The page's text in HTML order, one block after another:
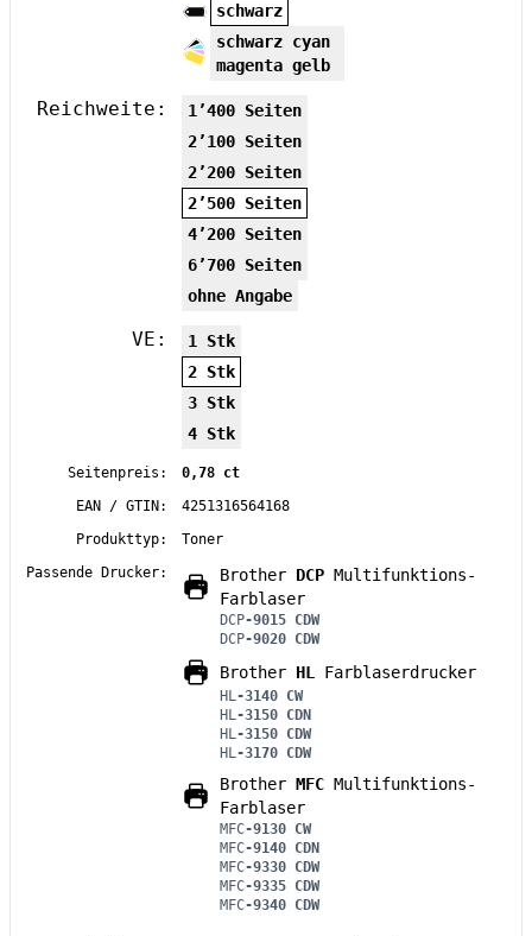
schwarz
schwarz cyan
magenta gelb
Reichweite:
1’400 Seiten
2’100 Seiten
2’200 Seiten
2’500 Seiten
4’200 Seiten
6’700 Seiten
ohne Angabe
VE:
1 Stk
2 Stk
3 Stk
4 Stk
Seitenpreis:
0,78 ct
EAN / GTIN:
4251316564168
Produkttyp:
Toner
Passende Drucker:
Brother DCP Multifunktions-
Farblaser
DCP-9015 CDW
DCP-9020 CDW
Brother HL Farblaserdrucker
HL-3140 CW
HL-3150 CDN
HL-3150 CDW
HL-3170 CDW
Brother MFC Multifunktions-
Farblaser
MFC-9130 CW
MFC-9140 CDN
MFC-9330 CDW
MFC-9335 CDW
MFC-9340 CDW